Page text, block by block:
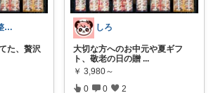
YU┆暮らしを整えるもの
た、贅沢
しろ
大切な方へのお中元や夏ギフ
ト、敬老の日の贈 ...
￥ 3,980～
0 0 2